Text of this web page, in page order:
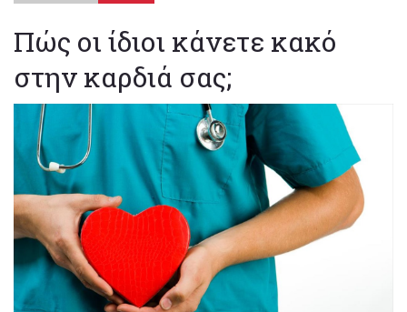
Πώς οι ίδιοι κάνετε κακό
στην καρδιά σας;